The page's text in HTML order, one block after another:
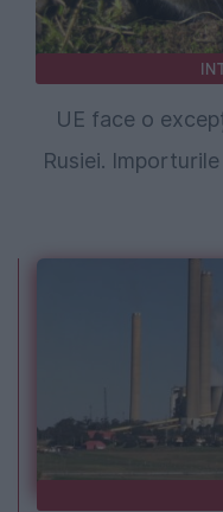
UE face o
Rusiei.